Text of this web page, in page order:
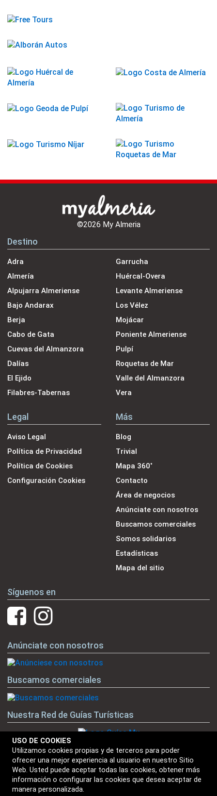
USO DE COOKIES
Utilizamos cookies propias y de terceros para poder
ofrecer una mejor experiencia al usuario en nuestro Sitio
Web. Usted puede aceptar todas las cookies, obtener más
información o configurar las cookies que desea aceptar de
manera personalizada.
©2026 My Almeria
Destino
Adra
Almería
Alpujarra Almeriense
Bajo Andarax
Berja
Cabo de Gata
Cuevas del Almanzora
Dalías
El Ejido
Filabres-Tabernas
Garrucha
Huércal-Overa
Levante Almeriense
Los Vélez
Mojácar
Poniente Almeriense
Pulpí
Roquetas de Mar
Valle del Almanzora
Vera
Legal
Aviso Legal
Política de Privacidad
Política de Cookies
Configuración Cookies
Más
Blog
Trivial
Mapa 360˚
Contacto
Área de negocios
Anúnciate con nosotros
Buscamos comerciales
Somos solidarios
Estadísticas
Mapa del sitio
Síguenos en
Anúnciate con nosotros
Buscamos comerciales
Nuestra Red de Guías Turísticas
Nuestras Marcas